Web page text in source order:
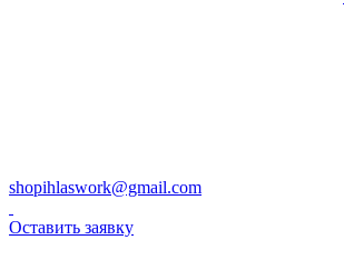
shopihlaswork@gmail.com
Оставить заявку